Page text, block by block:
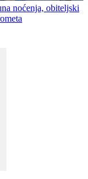
noćenja, obiteljski